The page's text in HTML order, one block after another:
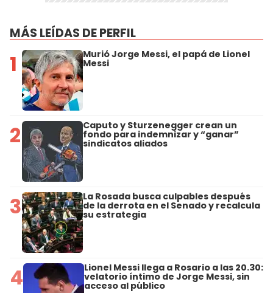
MÁS LEÍDAS DE PERFIL
1 Murió Jorge Messi, el papá de Lionel
Messi
2 Caputo y Sturzenegger crean un
fondo para indemnizar y “ganar”
sindicatos aliados
3 La Rosada busca culpables después
de la derrota en el Senado y recalcula
su estrategia
4 Lionel Messi llega a Rosario a las 20.30:
velatorio íntimo de Jorge Messi, sin
acceso al público